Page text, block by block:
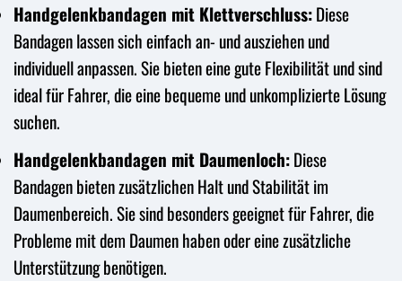
Handgelenkbandagen mit Klettverschluss:Diese
Bandagen lassen sich einfach an- und ausziehen und
individuell anpassen. Sie bieten eine gute Flexibilität und sind
ideal für Fahrer, die eine bequeme und unkomplizierte Lösung
suchen.
Handgelenkbandagen mit Daumenloch:Diese
Bandagen bieten zusätzlichen Halt und Stabilität im
Daumenbereich. Sie sind besonders geeignet für Fahrer, die
Probleme mit dem Daumen haben oder eine zusätzliche
Unterstützung benötigen.